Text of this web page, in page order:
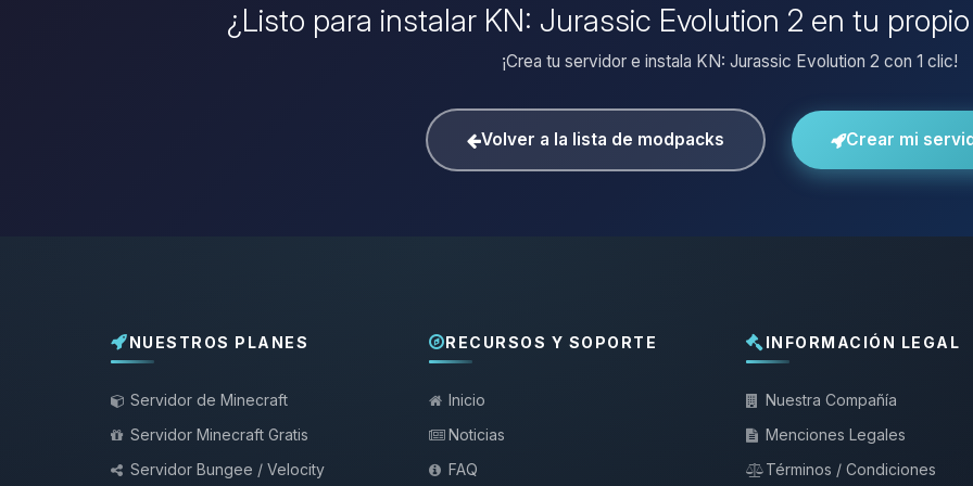
¿Listo para instalar KN: Jurassic Evolution 2 en tu
¡Crea tu servidor e instala KN: Jurassic Evolution 2 con 1 clic!
Volver a la lista de modpacks Crear mi
NUESTROS PLANES
Servidor de Minecraft
Servidor Minecraft Gratis
Servidor Bungee / Velocity
RECURSOS Y SOPORTE
Inicio
Noticias
FAQ
INFORMACIÓN LEGAL
Nuestra Compañía
Menciones Legales
Términos / Condiciones